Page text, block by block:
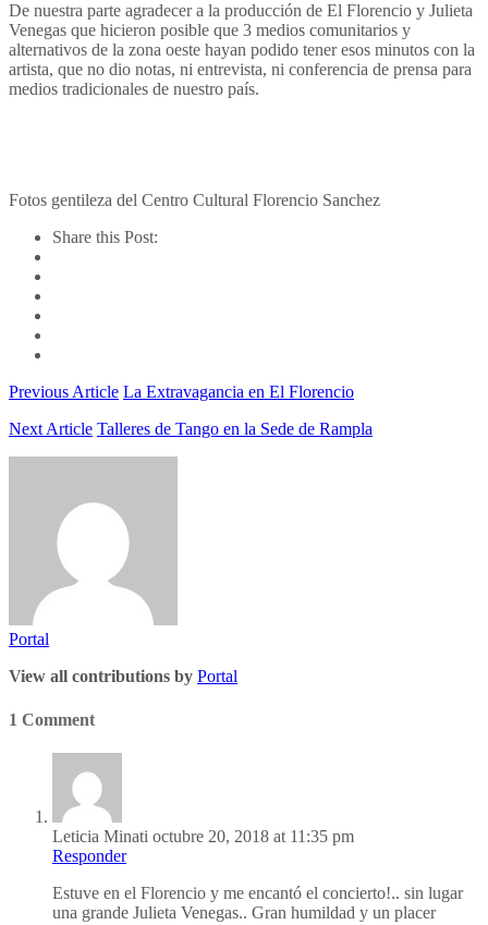
De nuestra parte agradecer a la producción de El Florencio y Julieta
Venegas que hicieron posible que 3 medios comunitarios y
alternativos de la zona oeste hayan podido tener esos minutos con la
artista, que no dio notas, ni entrevista, ni conferencia de prensa para
medios tradicionales de nuestro país.
Fotos gentileza del Centro Cultural Florencio Sanchez
Share this Post:
Previous Article La Extravagancia en El Florencio
Next Article Talleres de Tango en la Sede de Rampla
Portal
View all contributions by Portal
1 Comment
Leticia Minati octubre 20, 2018 at 11:35 pm
Responder
Estuve en el Florencio y me encantó el concierto!.. sin lugar
una grande Julieta Venegas.. Gran humildad y un placer